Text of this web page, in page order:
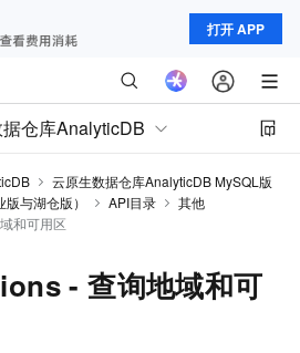
打开 APP
仓库AnalyticDB
云原生数据仓库AnalyticDB MySQL版
与湖仓版） API目录
其他
和可用区
- 查询地域和可